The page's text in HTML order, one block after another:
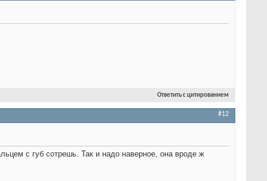
Ответить с цитированием
#12
с губ сотрешь. Так и надо наверное, она вроде ж